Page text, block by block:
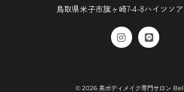
鳥取県米子市旗ヶ崎7-4-8ハイツソア
© 2026 美ボディメイク専門サロン